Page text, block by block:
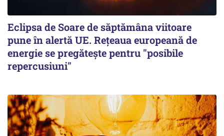
Eclipsa de Soare de săptămâna viitoare
pune în alertă UE. Rețeaua europeană de
energie se pregătește pentru "posibile
repercusiuni"